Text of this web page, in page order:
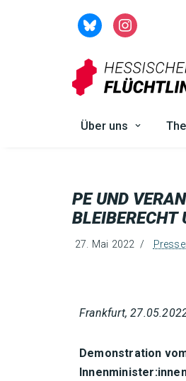
Über uns
PE UND
27. Mai 2022
Frankfurt,
Demonstration